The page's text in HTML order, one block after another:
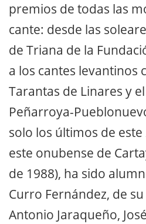
premios de todas las
cante: desde las
de Triana de la
a los cantes levantinos
Tarantas de Linares y
Peñarroya-
solo los últimos de
este onubense de
de 1988), ha sido
Curro Fernández, de
Antonio Jaraqueño,